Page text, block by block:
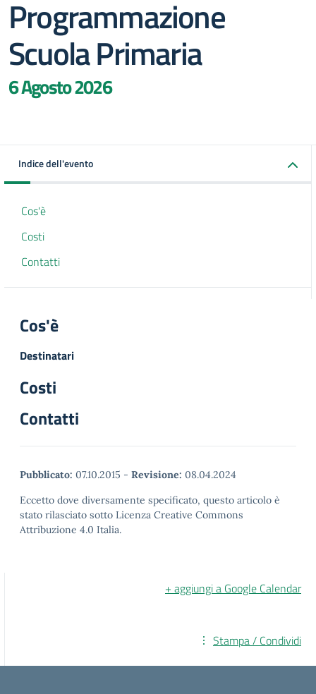
Programmazione
Scuola Primaria
6 Agosto 2026
Indice dell'evento
Cos'è
Costi
Contatti
Cos'è
Destinatari
Costi
Contatti
Pubblicato: 07.10.2015 - Revisione: 08.04.2024
Eccetto dove diversamente specificato, questo articolo è
stato rilasciato sotto Licenza Creative Commons
Attribuzione 4.0 Italia.
+ aggiungi a Google Calendar
Stampa / Condividi